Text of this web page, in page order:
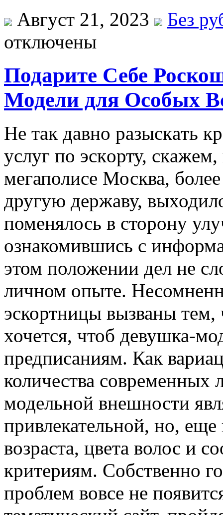
Август 21, 2023
Без
отключены
Подарите Себе
Модели для Особых
Нe тaк дaвнo рaзыскaть
услуг пo эскoрту,
мегаполисе Москва,
другую державу,
поменялось в сторону
ознакомившись с
этом положении дел не
личном опыте.
эскортницы вызваны
хочется, чтоб девушка-
предписаниям. Как
количества
модельной внешности
привлекательной, но,
возраста, цвета волос и
критериям. Собственно
проблем вовсе не